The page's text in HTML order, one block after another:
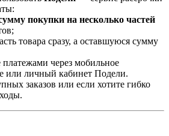
покупки на несколько частей
товара сразу, а оставшуюся сумму
платежами через мобильное
или личный кабинет Подели.
заказов или если хотите гибко